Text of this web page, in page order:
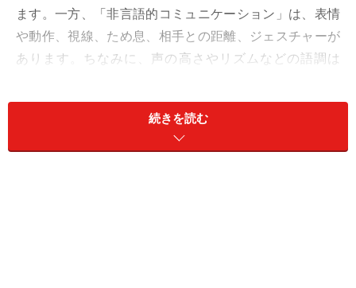
ます。一方、「非言語的コミュニケーション」は、表情
や動作、視線、ため息、相手との距離、ジェスチャーが
あります。ちなみに、声の高さやリズムなどの語調は
ご存じのように、手話は手指の動きによる視覚的な伝達
手段。「指文字」は手の形で文字を表す手段で固有名詞
続きを読む